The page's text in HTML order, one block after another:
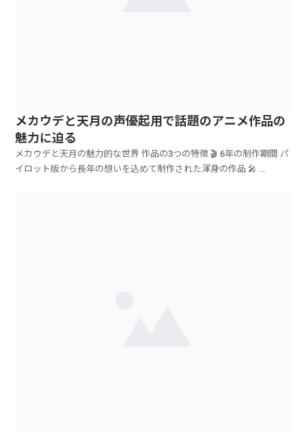
メカウデと天月の声優起用で話題のアニメ作品の
魅力に迫る
メカウデと天月の魅力的な世界 作品の3つの特徴 🎬 6年の制作期間 パ
イロット版から長年の想いを込めて制作された渾身の作品 🎤 ...